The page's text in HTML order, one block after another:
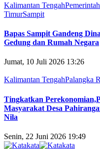
Kalimantan Tengah
TimurSampit
Bapas Sampit Gandeng
Gedung dan Rumah Negara
Jumat, 10 Juli 2026 13:26
Kalimantan TengahPalangka
Tingkatkan
Masyarakat Desa
Nila
Senin, 22 Juni 2026 19:49